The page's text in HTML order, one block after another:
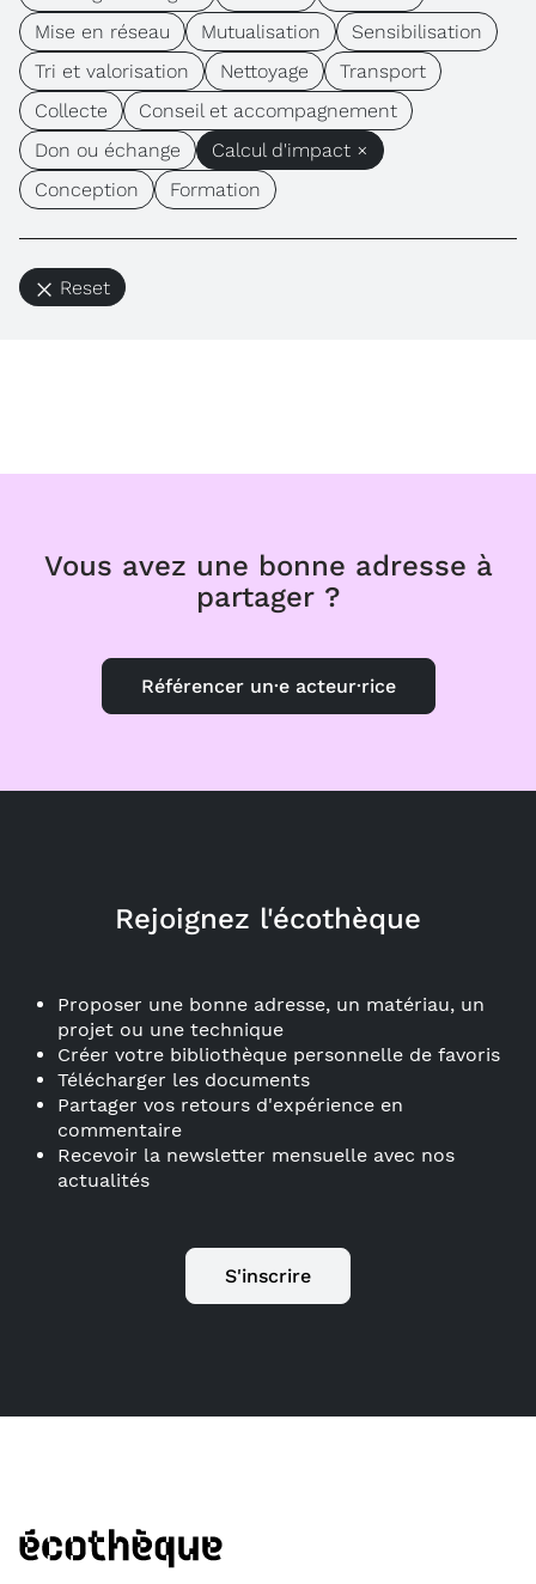
Mise en réseau
Mutualisation
Sensibilisation
Tri et valorisation
Nettoyage
Transport
Collecte
Conseil et accompagnement
Don ou échange
Calcul d'impact ×
Conception
Formation
Reset
Vous avez une bonne adresse à
partager ?
Référencer un·e acteur·rice
Rejoignez l'écothèque
Proposer une bonne adresse, un matériau, un
projet ou une technique
Créer votre bibliothèque personnelle de favoris
Télécharger les documents
Partager vos retours d'expérience en
commentaire
Recevoir la newsletter mensuelle avec nos
actualités
S'inscrire